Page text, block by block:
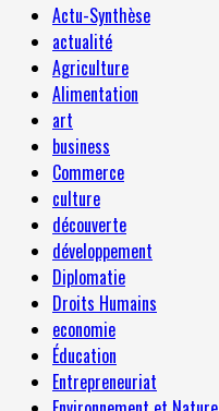
Actu-Synthèse
actualité
Agriculture
Alimentation
art
business
Commerce
culture
découverte
développement
Diplomatie
Droits Humains
economie
Éducation
Entrepreneuriat